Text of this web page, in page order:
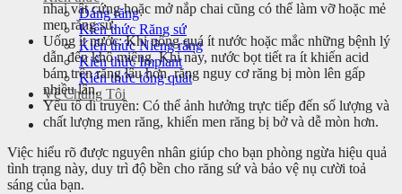
Dáng răng
Kiến thức Răng sứ
Kiến thức Niềng răng
Kiến thức Implant
Kiến thức tổng quát
Về Chúng Tôi
nhai vật cứng hoặc mở nắp chai cũng có thể làm vỡ hoặc mẻ
men răng sứ.
Uống ít nước: Khi uống quá ít nước hoặc mắc những bệnh lý
dẫn đến khô miệng. Khi này, nước bọt tiết ra ít khiến acid
bám trên răng lâu hơn, răng nguy cơ răng bị mòn lên gấp
nhiều lần.
Yếu tố di truyền: Có thể ảnh hưởng trực tiếp đến số lượng và
chất lượng men răng, khiến men răng bị bở và dễ mòn hơn.
Việc hiểu rõ được nguyên nhân giúp cho bạn phòng ngừa hiệu quả
tình trạng này, duy trì độ bền cho răng sứ và bảo vệ nụ cười toả
sáng của bạn.